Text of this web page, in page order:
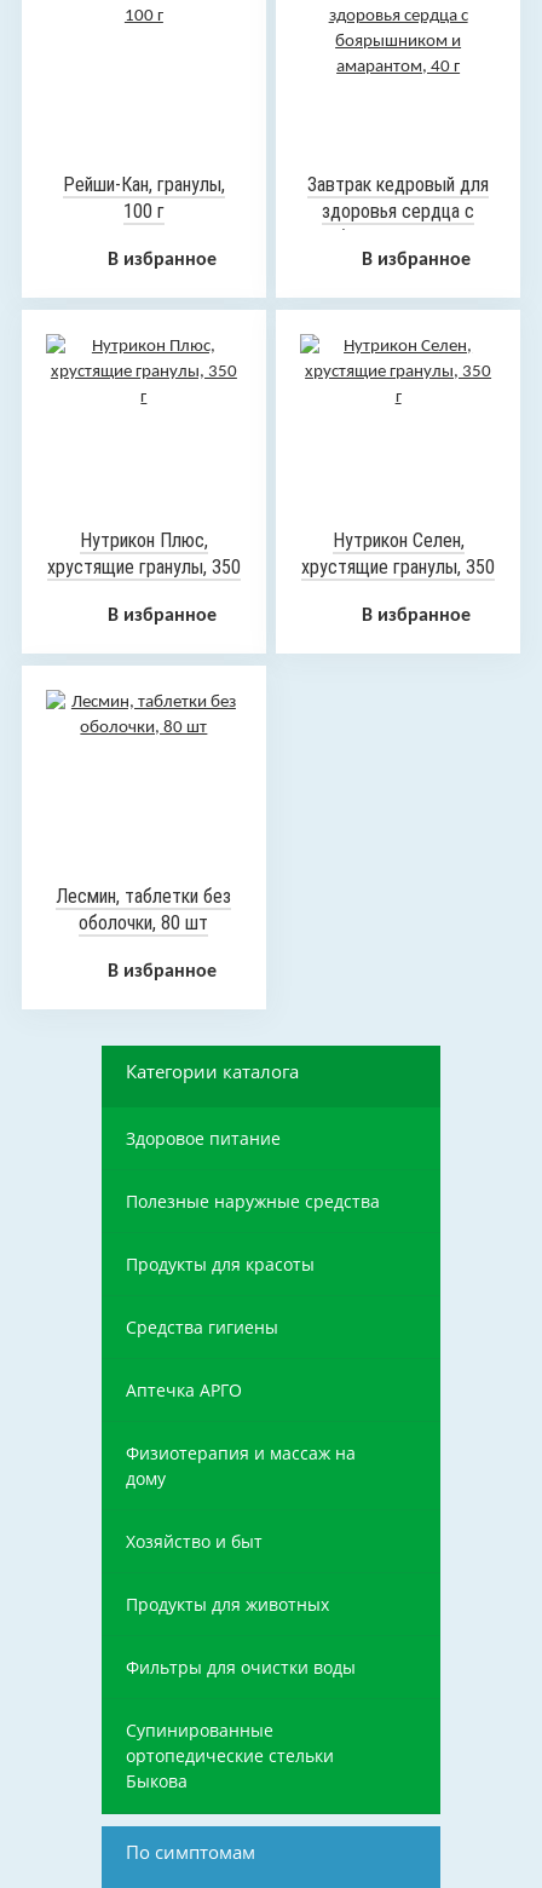
Рейши-Кан, гранулы,
100 г
В избранное
Завтрак кедровый для
здоровья сердца с
боярышником и
амарантом, 40 г
В избранное
Нутрикон Плюс,
хрустящие гранулы, 350
В избранное
Нутрикон Селен,
хрустящие гранулы, 350
В избранное
Лесмин, таблетки без
оболочки, 80 шт
В избранное
Категории каталога
Здоровое питание
Полезные наружные средства
Продукты для красоты
Средства гигиены
Аптечка АРГО
Физиотерапия и массаж на
дому
Хозяйство и быт
Продукты для животных
Фильтры для очистки воды
Супинированные
ортопедические стельки
Быкова
По симптомам